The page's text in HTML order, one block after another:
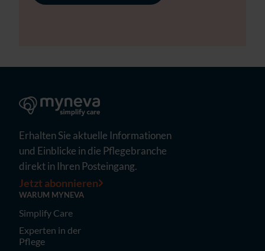
Erhalten Sie aktuelle Informationen
und Einblicke in die Pflegebranche
direkt in Ihren Posteingang.
Jetzt abonnieren
WARUM MYNEVA
Simplify Care
Experten in der
Pflege